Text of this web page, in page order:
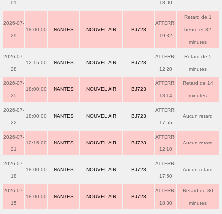
01 18:00
2026-07-
29
18:00:00 NANTES NOUVEL AIR BJ723
ATTERRI
19:32
Retard de 1
heure et 32
minutes
2026-07-
28
12:15:00 NANTES NOUVEL AIR BJ723
ATTERRI
12:20
Retard de 5
minutes
2026-07-
25
18:00:00 NANTES NOUVEL AIR BJ723
ATTERRI
18:14
Retard de 14
minutes
2026-07-
22
18:00:00 NANTES NOUVEL AIR BJ723
ATTERRI
17:55
Aucun retard
2026-07-
21
12:15:00 NANTES NOUVEL AIR BJ723
ATTERRI
12:10
Aucun retard
2026-07-
18
18:00:00 NANTES NOUVEL AIR BJ723
ATTERRI
17:50
Aucun retard
2026-07-
15
18:00:00 NANTES NOUVEL AIR BJ723
ATTERRI
18:30
Retard de 30
minutes